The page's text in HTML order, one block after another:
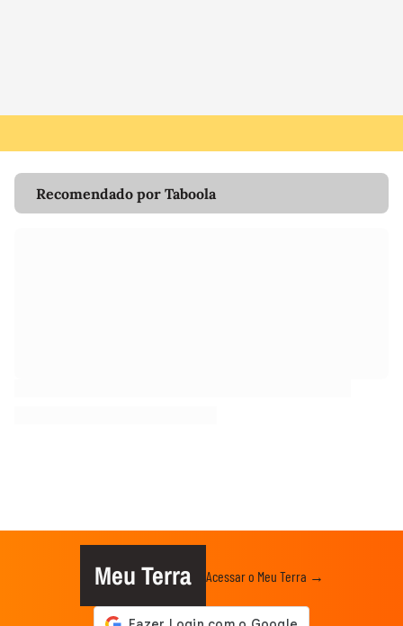
Recomendado por Taboola
Meu Terra Acessar o Meu Terra →